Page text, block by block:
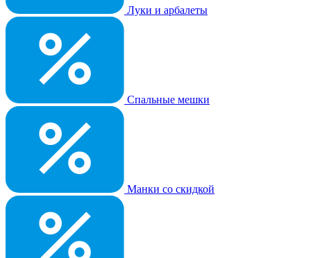
Луки и арбалеты
Спальные мешки
Манки со скидкой